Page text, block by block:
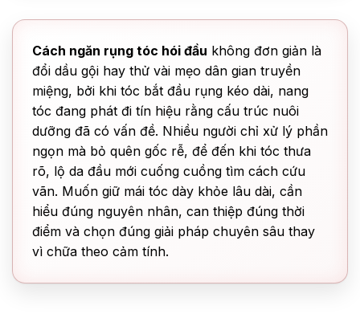
Cách ngăn rụng tóc hói đầu không đơn giản là
đổi dầu gội hay thử vài mẹo dân gian truyền
miệng, bởi khi tóc bắt đầu rụng kéo dài, nang
tóc đang phát đi tín hiệu rằng cấu trúc nuôi
dưỡng đã có vấn đề. Nhiều người chỉ xử lý phần
ngọn mà bỏ quên gốc rễ, để đến khi tóc thưa
rõ, lộ da đầu mới cuống cuồng tìm cách cứu
vãn. Muốn giữ mái tóc dày khỏe lâu dài, cần
hiểu đúng nguyên nhân, can thiệp đúng thời
điểm và chọn đúng giải pháp chuyên sâu thay
vì chữa theo cảm tính.